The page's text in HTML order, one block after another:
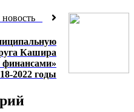
Кашира
2022 годы